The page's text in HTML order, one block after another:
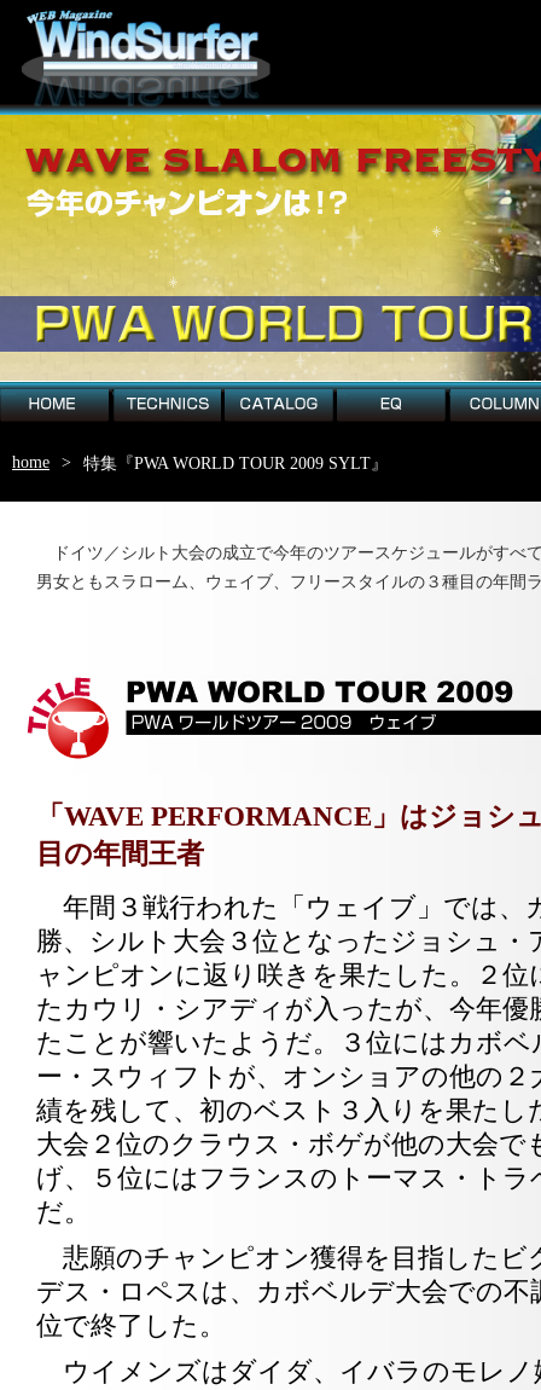
technics column
home > 特集『PWA WORLD TOUR 2009 SYLT』
ドイツ／シルト大会の成立で今年のツアースケジュールがすべ
男女ともスラローム、ウェイブ、フリースタイルの３種目の年間
「WAVE PERFORMANCE」はジョシ
目の年間王者
年間３戦行われた「ウェイブ」では、
勝、シルト大会３位となったジョシュ・
ャンピオンに返り咲きを果たした。２位
たカウリ・シアディが入ったが、今年優
たことが響いたようだ。３位にはカボベ
ー・スウィフトが、オンショアの他の２
績を残して、初のベスト３入りを果たし
大会２位のクラウス・ボゲが他の大会で
げ、５位にはフランスのトーマス・トラ
だ。
悲願のチャンピオン獲得を目指したビ
デス・ロペスは、カボベルデ大会での不
位で終了した。
ウイメンズはダイダ、イバラのモレノ